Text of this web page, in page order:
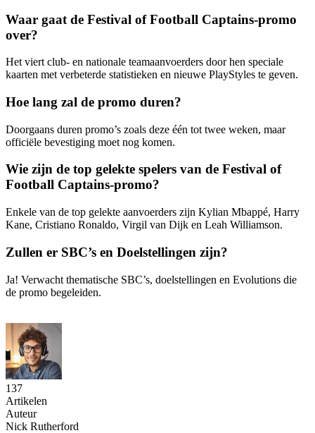
Waar gaat de Festival of Football Captains-promo
over?
Het viert club- en nationale teamaanvoerders door hen speciale
kaarten met verbeterde statistieken en nieuwe PlayStyles te geven.
Hoe lang zal de promo duren?
Doorgaans duren promo’s zoals deze één tot twee weken, maar
officiële bevestiging moet nog komen.
Wie zijn de top gelekte spelers van de Festival of
Football Captains-promo?
Enkele van de top gelekte aanvoerders zijn Kylian Mbappé, Harry
Kane, Cristiano Ronaldo, Virgil van Dijk en Leah Williamson.
Zullen er SBC’s en Doelstellingen zijn?
Ja! Verwacht thematische SBC’s, doelstellingen en Evolutions die
de promo begeleiden.
137
Artikelen
Auteur
Nick Rutherford